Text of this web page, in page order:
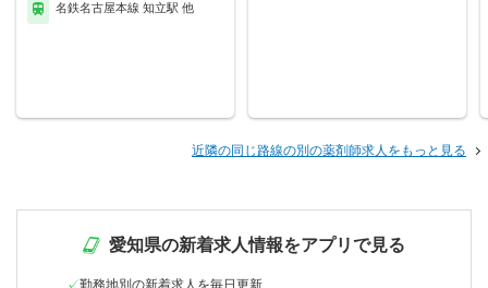
名鉄名古屋本線 知立駅 他
近隣の同じ路線の別の薬剤師求人をもっと見る
愛知県の新着求人情報をアプリで見る